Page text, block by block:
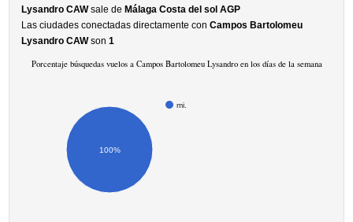
Lysandro CAWsale de Málaga Costa del sol AGP
Las ciudades conectadas directamente conCampos Bartolomeu
Lysandro CAWson1
Porcentaje búsquedas vuelos a Campos Bartolomeu Lysandro en los días de la semana
mi.
100%